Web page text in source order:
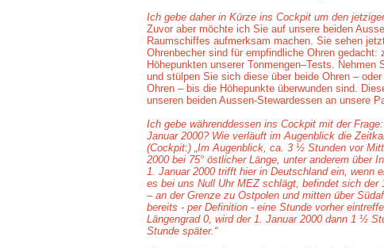
Ich gebe daher in Kürze ins Cockpit um den
Zuvor aber möchte ich Sie auf unsere beiden
Raumschiffes aufmerksam machen. Sie sehen
Ohrenbecher sind für empfindliche Ohren gedacht:
Höhepunkten unserer Tonmengen–Tests.
und stülpen Sie sich diese über beide Ohren –
Ohren – bis die Höhepunkte überwunden sind.
unseren beiden Aussen-Stewardessen an unsere
Ich gebe währenddessen ins Cockpit mit der
Januar 2000? Wie verläuft im Augenblick die
(Cockpit:) „Im Augenblick, ca. 3 ½ Stunden vor
2000 bei 75° östlicher Länge, unter anderem über
1. Januar 2000 trifft hier in Deutschland ein, wenn
es bei uns Null Uhr MEZ schlägt, befindet sich der
– an der Grenze zu Ostpolen und mitten über
bereits - per Definition - eine Stunde vorher
Längengrad 0, wird der 1. Januar 2000 dann 1 ½
Stunde später.“